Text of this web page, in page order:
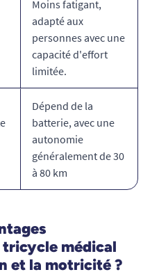
Moins fatigant,
adapté aux
personnes avec une
capacité d'effort
limitée.
Dépend de la
batterie, avec une
autonomie
généralement de 30
à 80 km
médical
et la motricité ?